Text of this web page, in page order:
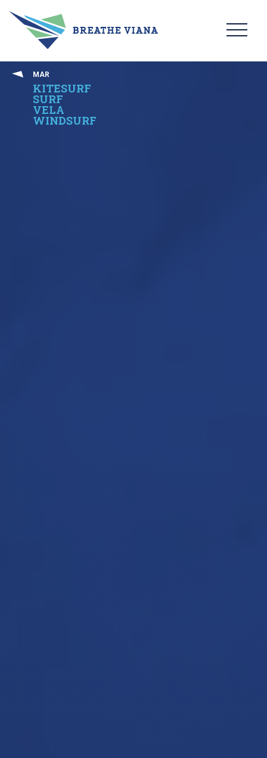
MAR
KITESURF
SURF
VELA
WINDSURF